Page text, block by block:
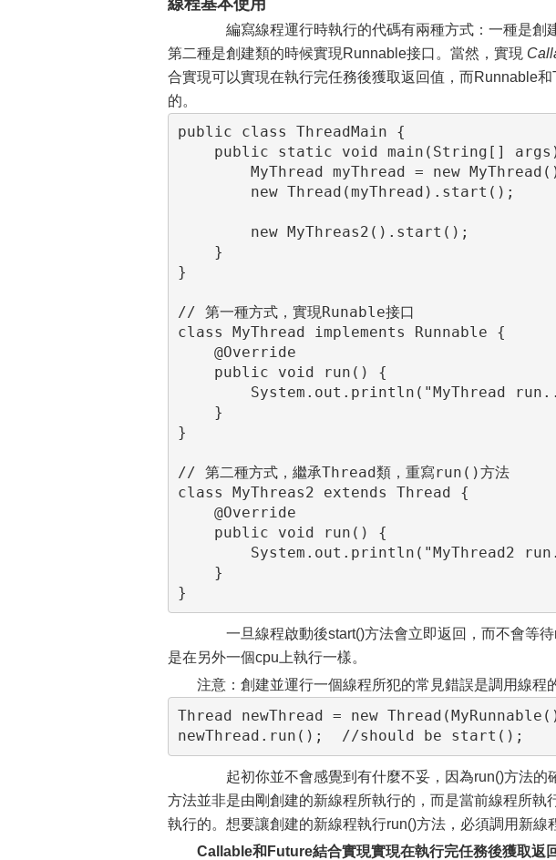
編寫線程運行時執行的代碼有兩種方式：一種是創
第二種是創建類的時候實現Runnable接口。當然，實現
合實現可以實現在執行完任務後獲取返回值，而Runnable
的。
public class ThreadMain {
public static void main(String[]
MyThread myThread = new
        new Thread(myThread).start();
        new MyThreas2().start();
    }
}
// 第一種方式，實現Runable接口
class MyThread implements Runnable {
    @Override
    public void run() {
System.out.println("MyThread
    }
}
// 第二種方式，繼承Thread類，重寫run()方法
class MyThreas2 extends Thread {
    @Override
    public void run() {
System.out.println("MyThread2
    }
}
一旦線程啟動後start()方法會立即返回，而不會等待
是在另外一個cpu上執行一樣。
注意：創建並運行一個線程所犯的常見錯誤是調用線程
Thread newThread = new
newThread.run();  //should be start();
起初你並不會感覺到有什麼不妥，因為run()方法的
方法並非是由剛創建的新線程所執行的，而是當前線程所執
執行的。想要讓創建的新線程執行run()方法，必須調用新線
Callable和Future結合實現實現在執行完任務後獲取返